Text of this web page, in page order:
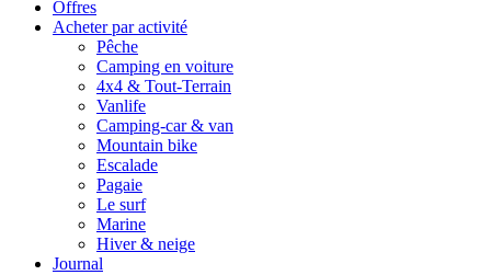
Offres
Acheter par activité
Pêche
Camping en voiture
4x4 & Tout-Terrain
Vanlife
Camping-car & van
Mountain bike
Escalade
Pagaie
Le surf
Marine
Hiver & neige
Journal